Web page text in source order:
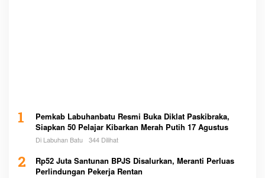
1
Pemkab Labuhanbatu Resmi Buka Diklat Paskibraka,
Siapkan 50 Pelajar Kibarkan Merah Putih 17 Agustus
Di Labuhan Batu 344 Dilihat
2
Rp52 Juta Santunan BPJS Disalurkan, Meranti Perluas
Perlindungan Pekerja Rentan